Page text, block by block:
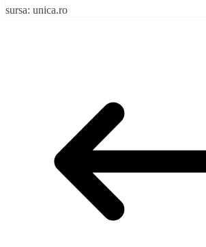
sursa: unica.ro